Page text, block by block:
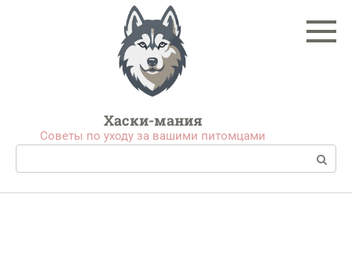
Хаски-мания
Советы по уходу за вашими питомцами
Поиск: